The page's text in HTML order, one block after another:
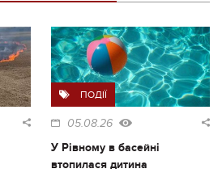
ПОДІЇ
05.08.26
У Рівному в басейні
втопилася дитина